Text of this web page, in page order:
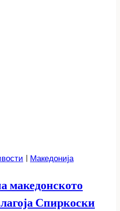
| Македонија
македонското
Спиркоски